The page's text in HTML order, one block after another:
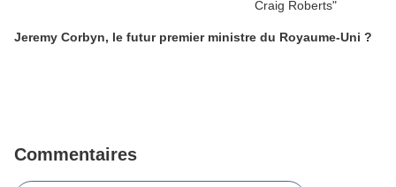
Jeremy Corbyn, le futur premier ministre du Royaume-Uni ?
Commentaires